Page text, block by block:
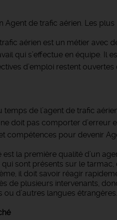
Agent de trafic aérien. Les plus
trafic aérien est un métier avec
qui s’effectue en équipe. Il
d’emploi restent ouvertes
temps de l’agent de trafic
doit pas comporter d’erreur
compétences pour devenir
est la première qualité d’un
qui sont présents sur le
il doit savoir réagir
de plusieurs intervenants,
ou d’autres langues étrangères.